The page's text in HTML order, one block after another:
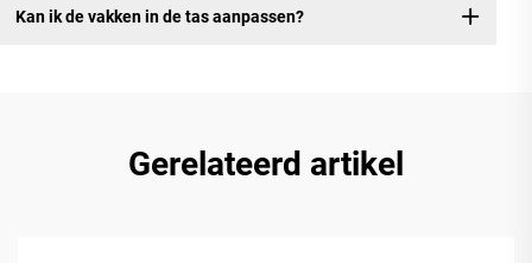
Kan ik de vakken in de tas aanpassen?
Gerelateerd artikel